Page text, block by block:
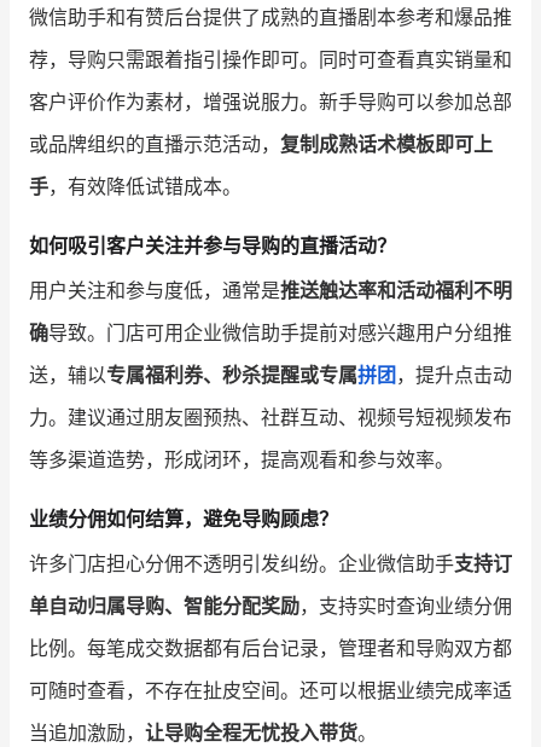
微信助手和有赞后台提供了成熟的直播剧本参考和爆品推
荐，导购只需跟着指引操作即可。同时可查看真实销量和
客户评价作为素材，增强说服力。新手导购可以参加总部
或品牌组织的直播示范活动， 复制成熟话术模板即可上
手，有效降低试错成本。
如何吸引客户关注并参与导购的直播活动？
用户关注和参与度低，通常是推送触达率和活动福利不明
确导致。门店可用企业微信助手提前对感兴趣用户分组推
送，辅以专属福利券、秒杀提醒或专属拼团，提升点击动
力。建议通过朋友圈预热、社群互动、视频号短视频发布
等多渠道造势，形成闭环，提高观看和参与效率。
业绩分佣如何结算，避免导购顾虑？
许多门店担心分佣不透明引发纠纷。企业微信助手支持订
单自动归属导购、智能分配奖励，支持实时查询业绩分佣
比例。每笔成交数据都有后台记录，管理者和导购双方都
可随时查看，不存在扯皮空间。还可以根据业绩完成率适
当追加激励， 让导购全程无忧投入带货。